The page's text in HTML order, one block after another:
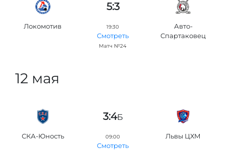
5:3
Локомотив 19:30
Смотреть
Матч №24
Авто-
Спартаковец
12 мая
3:4Б
СКА-Юность 09:00
Смотреть
Львы ЦХМ